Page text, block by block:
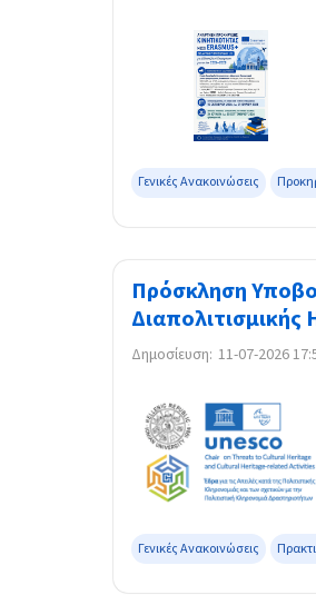
Γενικές Ανακοινώσεις
Πρόσκληση
Διαπολιτισμικής
Δημοσίευση: 11-07-2026
Γενικές Ανακοινώσεις